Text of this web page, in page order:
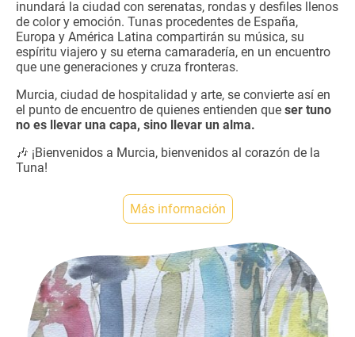
inundará la ciudad con serenatas, rondas y desfiles llenos
de color y emoción. Tunas procedentes de España,
Europa y América Latina compartirán su música, su
espíritu viajero y su eterna camaradería, en un encuentro
que une generaciones y cruza fronteras.
Murcia, ciudad de hospitalidad y arte, se convierte así en
el punto de encuentro de quienes entienden que ser tuno
no es llevar una capa, sino llevar un alma.
🎶 ¡Bienvenidos a Murcia, bienvenidos al corazón de la
Tuna!
Más información